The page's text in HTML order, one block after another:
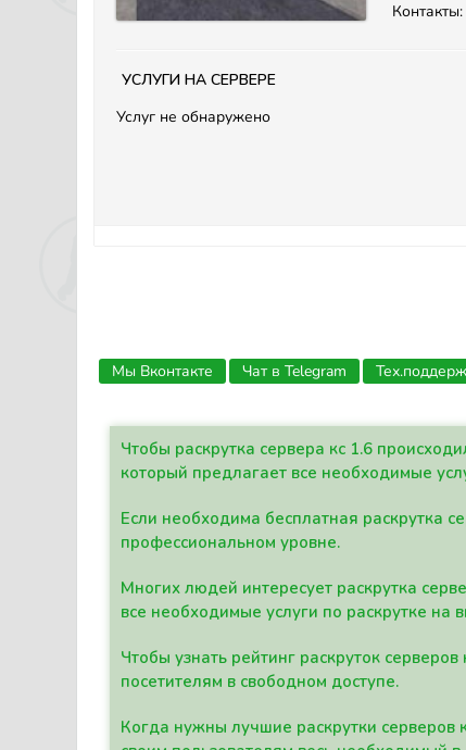
Контакты:
Услуги на сервере
Услуг не обнаружено
Мы Вконтакте Чат в Telegram
Чтобы раскрутка сервера кс 1.6
который предлагает все необходимые
Если необходима бесплатная раскрутка
профессиональном уровне.
Многих людей интересует раскрутка
все необходимые услуги по раскрутке на
Чтобы узнать рейтинг раскруток
посетителям в свободном доступе.
Когда нужны лучшие раскрутки серверов